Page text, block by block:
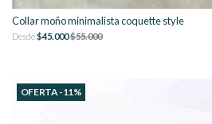
Collar moño minimalista coquette style
Desde$45.000$55.000
OFERTA -11%